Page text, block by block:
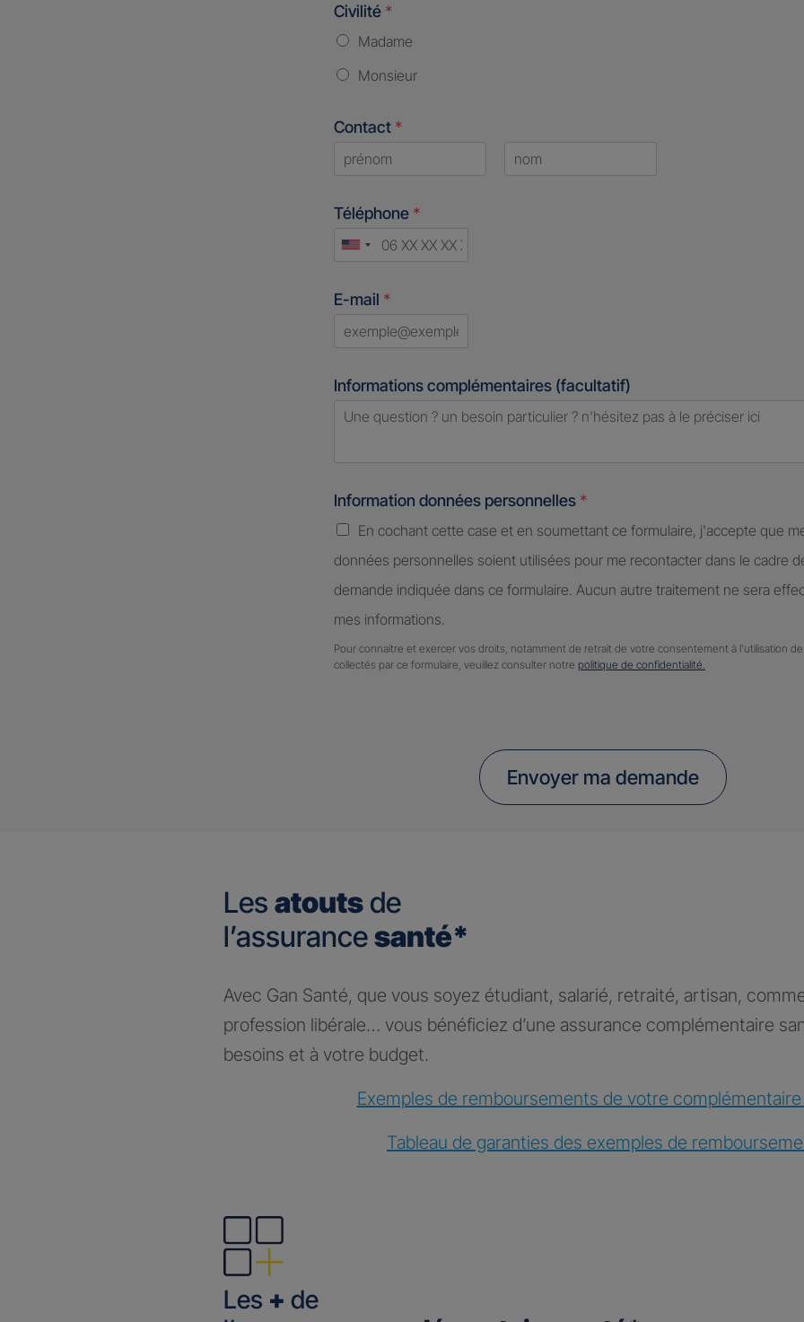
Civilité *
Madame
Monsieur
Contact *
Téléphone *
United
E-mail *
Informations complémentaires (facultatif)
Information données personnelles *
En cochant cette case et en soumettant ce formulaire, j'accepte que
données personnelles soient utilisées pour me recontacter dans le cadre
demande indiquée dans ce formulaire. Aucun autre traitement ne sera
mes informations.
Pour connaitre et exercer vos droits, notamment de retrait de votre consentement à l'utilisation
collectés par ce formulaire, veuillez consulter notre politique de confidentialité.
Envoyer ma demande
Les atoutsde
l’assurancesanté*
Avec Gan Santé, que vous soyez étudiant, salarié, retraité, artisan,
profession libérale… vous bénéficiez d’une assurance complémentaire
besoins et à votre budget.
Exemples de remboursements de votre
Tableau de garanties des exemples de
Les + de